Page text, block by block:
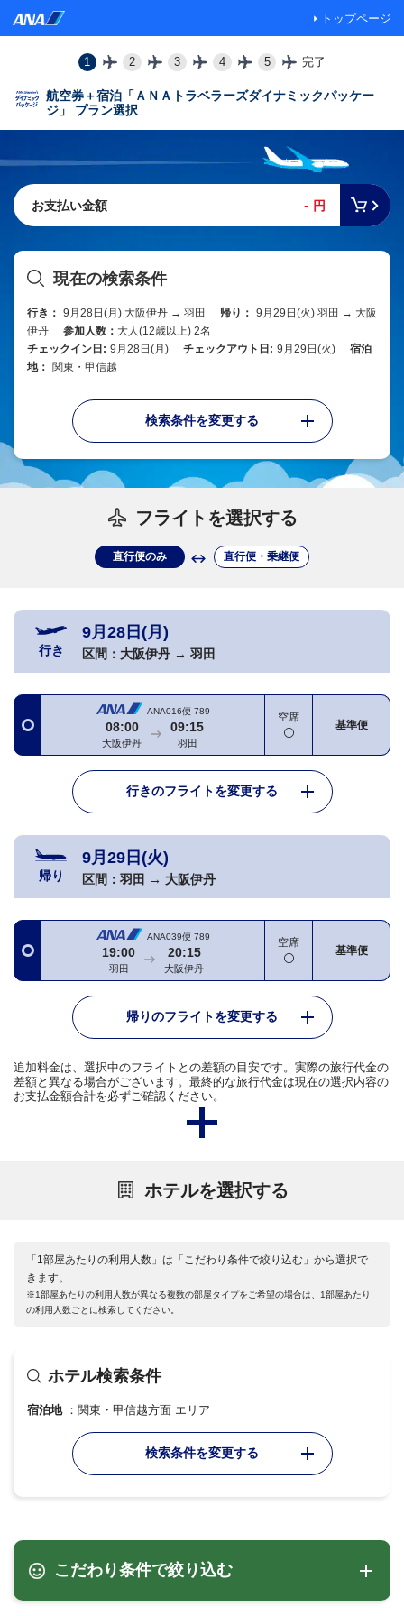
トップページ
1 2 3 4 5 完了
航空券＋宿泊「ＡＮＡトラベラーズダイナミックパッケー
ジ」 プラン選択
お支払い金額 - 円
現在の検索条件
行き： 9月28日(月) 大阪伊丹 → 羽田 帰り： 9月29日(火) 羽田 → 大阪
伊丹
参加人数： 大人(12歳以上) 2名
チェックイン日: 9月28日(月) チェックアウト日: 9月29日(火)
宿泊
地：
関東・甲信越
検索条件を変更する
フライトを選択する
直行便のみ 直行便・乗継便
行き
9月28日(月)
区間： 大阪伊丹 → 羽田
ANA016便 789
08:00
大阪伊丹
09:15
羽田
空席
基準便
行きのフライトを変更する
帰り
9月29日(火)
区間： 羽田 → 大阪伊丹
ANA039便 789
19:00
羽田
20:15
大阪伊丹
空席
基準便
帰りのフライトを変更する
追加料金は、選択中のフライトとの差額の目安です。実際の旅行代金の
差額と異なる場合がございます。最終的な旅行代金は現在の選択内容の
お支払金額合計を必ずご確認ください。
ホテルを選択する
「1部屋あたりの利用人数」は「こだわり条件で絞り込む」から選択で
きます。
※1部屋あたりの利用人数が異なる複数の部屋タイプをご希望の場合は、1部屋あたり
の利用人数ごとに検索してください。
ホテル検索条件
宿泊地 関東・甲信越方面 エリア
検索条件を変更する
こだわり条件で絞り込む